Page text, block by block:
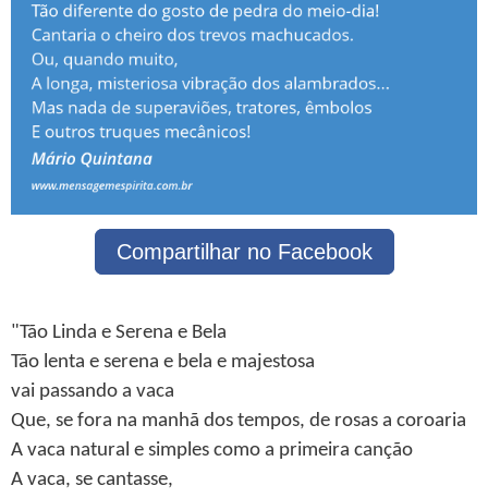
Compartilhar no Facebook
"Tão Linda e Serena e Bela
Tão lenta e serena e bela e majestosa
vai passando a vaca
Que, se fora na manhã dos tempos, de rosas a coroaria
A vaca natural e simples como a primeira canção
A vaca, se cantasse,